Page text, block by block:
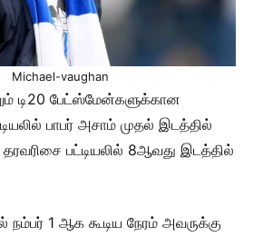
Michael-vaughan
டி20 பேட்ஸ்மேன்களுக்கான
பாபர் அசாம் முதல் இடத்தில்
பட்டியலில் 8ஆவது இடத்தில்
நம்பர் 1 ஆக கூடிய நேரம் அவருக்கு